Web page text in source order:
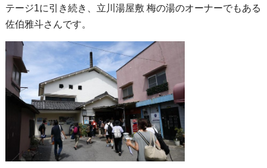
テージ1に引き続き、立川湯屋敷 梅の湯のオーナーでもある
佐伯雅斗さんです。